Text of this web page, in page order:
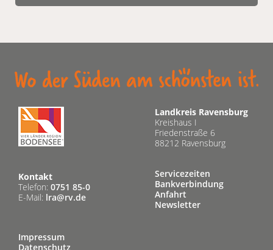
Landkreis Ravensburg
Kreishaus I
Friedenstraße 6
88212 Ravensburg
Kontakt
Telefon: 0751 85-0
E-Mail: lra@rv.de
Servicezeiten
Bankverbindung
Anfahrt
Newsletter
Impressum
Datenschutz